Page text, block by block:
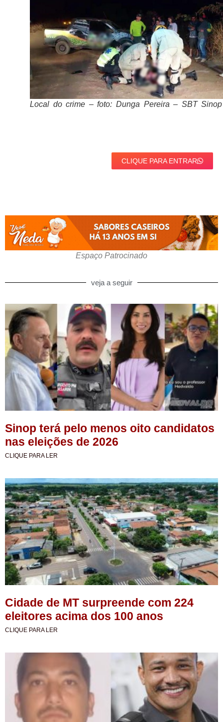
Local do crime – foto: Dunga Pereira – SBT Sinop
CLIQUE PARA ENTRAR
Espaço Patrocinado
veja a seguir
Sinop terá pelo menos oito candidatos
nas eleições de 2026
CLIQUE PARA LER
Cidade de MT surpreende com 224
eleitores acima dos 100 anos
CLIQUE PARA LER